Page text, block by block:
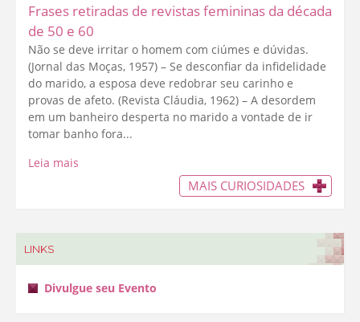
Frases retiradas de revistas femininas da década
de 50 e 60
Não se deve irritar o homem com ciúmes e dúvidas.
(Jornal das Moças, 1957) – Se desconfiar da infidelidade
do marido, a esposa deve redobrar seu carinho e
provas de afeto. (Revista Cláudia, 1962) – A desordem
em um banheiro desperta no marido a vontade de ir
tomar banho fora...
Leia mais
MAIS CURIOSIDADES
LINKS
Divulgue seu Evento